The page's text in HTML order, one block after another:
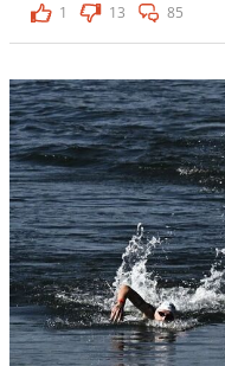
1
13 85